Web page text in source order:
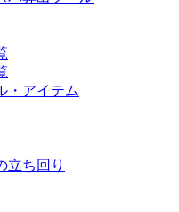
・アイテム
立ち回り